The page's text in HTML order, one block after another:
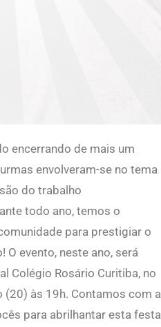
encerrando de mais um
envolveram-se no tema
do trabalho
todo ano, temos o
para prestigiar o
O evento, neste ano, será
Colégio Rosário Curitiba, no
(20) às 19h. Contamos com a
para abrilhantar esta festa